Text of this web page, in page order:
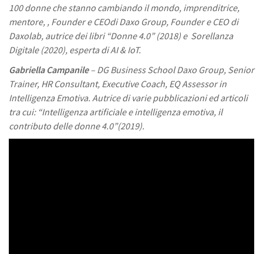
100 donne che stanno cambiando il mondo, imprenditrice,
mentore, , Founder e CEOdi Daxo Group, Founder e CEO di
Daxolab, autrice dei libri “Donne 4.0” (2018) e Sorellanza
Digitale (2020), esperta di AI & IoT.
Gabriella Campanile– DG Business School Daxo Group, Senior
Trainer, HR Consultant, Executive Coach, EQ Assessor in
Intelligenza Emotiva. Autrice di varie pubblicazioni ed articoli
tra cui: “Intelligenza artificiale e intelligenza emotiva, il
contributo delle donne 4.0”(2019).